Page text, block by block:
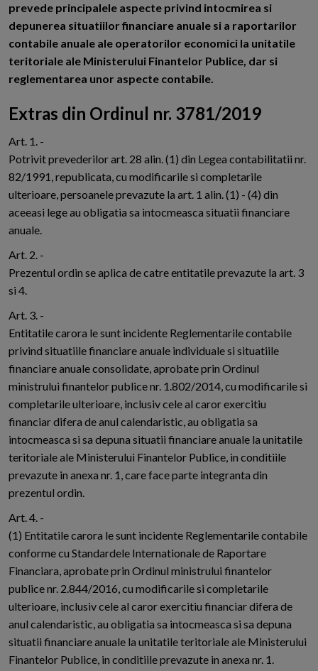
prevede principalele aspecte privind intocmirea si
depunerea situatiilor financiare anuale si a raportarilor
contabile anuale ale operatorilor economici la unitatile
teritoriale ale Ministerului Finantelor Publice, dar si
reglementarea unor aspecte contabile.
Extras din Ordinul nr. 3781/2019
Art. 1. -
Potrivit prevederilor art. 28 alin. (1) din Legea contabilitatii nr.
82/1991, republicata, cu modificarile si completarile
ulterioare, persoanele prevazute la art. 1 alin. (1) - (4) din
aceeasi lege au obligatia sa intocmeasca situatii financiare
anuale.
Art. 2. -
Prezentul ordin se aplica de catre entitatile prevazute la art. 3
si 4.
Art. 3. -
Entitatile carora le sunt incidente Reglementarile contabile
privind situatiile financiare anuale individuale si situatiile
financiare anuale consolidate, aprobate prin Ordinul
ministrului finantelor publice nr. 1.802/2014, cu modificarile si
completarile ulterioare, inclusiv cele al caror exercitiu
financiar difera de anul calendaristic, au obligatia sa
intocmeasca si sa depuna situatii financiare anuale la unitatile
teritoriale ale Ministerului Finantelor Publice, in conditiile
prevazute in anexa nr. 1, care face parte integranta din
prezentul ordin.
Art. 4. -
(1) Entitatile carora le sunt incidente Reglementarile contabile
conforme cu Standardele Internationale de Raportare
Financiara, aprobate prin Ordinul ministrului finantelor
publice nr. 2.844/2016, cu modificarile si completarile
ulterioare, inclusiv cele al caror exercitiu financiar difera de
anul calendaristic, au obligatia sa intocmeasca si sa depuna
situatii financiare anuale la unitatile teritoriale ale Ministerului
Finantelor Publice, in conditiile prevazute in anexa nr. 1.